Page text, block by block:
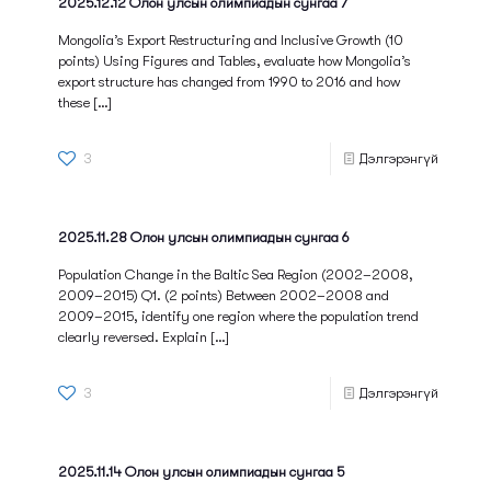
Mongolia’s Export Restructuring and Inclusive Growth (10
points) Using Figures and Tables, evaluate how Mongolia’s
export structure has changed from 1990 to 2016 and how
these […]
3 Дэлгэрэнгүй
2025.11.28 Олон улсын олимпиадын сунгаа 6
Population Change in the Baltic Sea Region (2002–2008,
2009–2015) Q1. (2 points) Between 2002–2008 and
2009–2015, identify one region where the population trend
clearly reversed. Explain […]
3 Дэлгэрэнгүй
2025.11.14 Олон улсын олимпиадын сунгаа 5